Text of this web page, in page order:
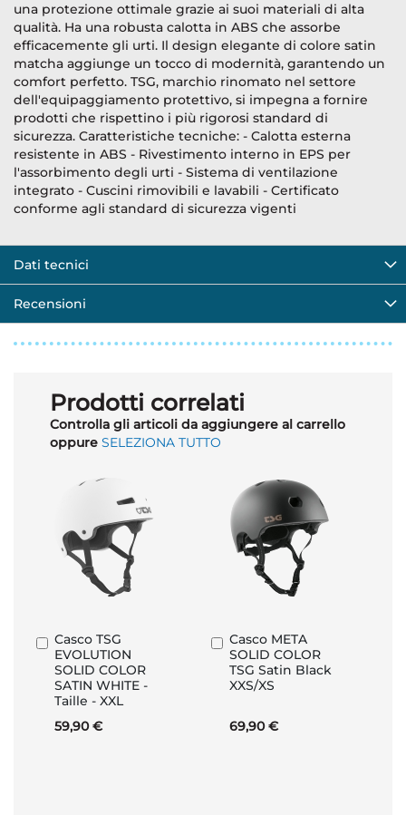
una protezione ottimale grazie ai suoi materiali di alta
qualità. Ha una robusta calotta in ABS che assorbe
efficacemente gli urti. Il design elegante di colore satin
matcha aggiunge un tocco di modernità, garantendo un
comfort perfetto. TSG, marchio rinomato nel settore
dell'equipaggiamento protettivo, si impegna a fornire
prodotti che rispettino i più rigorosi standard di
sicurezza. Caratteristiche tecniche: - Calotta esterna
resistente in ABS - Rivestimento interno in EPS per
l'assorbimento degli urti - Sistema di ventilazione
integrato - Cuscini rimovibili e lavabili - Certificato
conforme agli standard di sicurezza vigenti
Dati tecnici
Recensioni
Prodotti correlati
Controlla gli articoli da aggiungere al carrello
oppure SELEZIONA TUTTO
Casco TSG
EVOLUTION
SOLID COLOR
SATIN WHITE -
Taille - XXL
59,90 €
Aggiungi
al
Carrello
Casco META
SOLID COLOR
TSG Satin Black
XXS/XS
69,90 €
Aggiungi
al
Carrello